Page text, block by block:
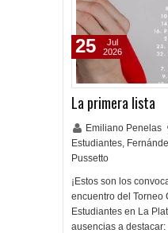
La primera lista
Emiliano Penelas
Estudiantes,
Pussetto
¡Estos son los
encuentro del Torneo
Estudiantes en La
ausencias a
25
Jul
2026